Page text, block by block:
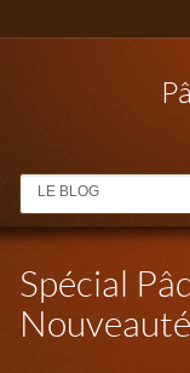
MENU
Spécial